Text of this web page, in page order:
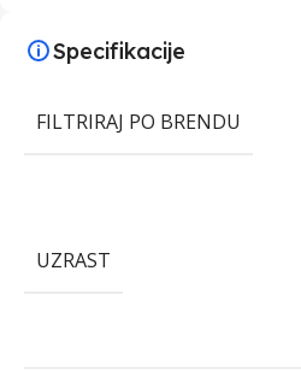
Specifikacije
FILTRIRAJ PO BRENDU
UZRAST